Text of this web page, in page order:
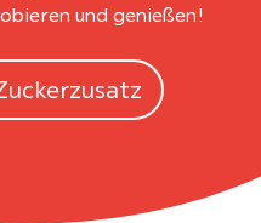
und genießen!